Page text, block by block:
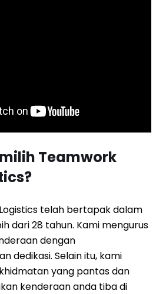
Teamwork
telah bertapak dalam
dari 28 tahun. Kami mengurus
dengan
dedikasi. Selain itu, kami
yang pantas dan
kenderaan anda tiba di